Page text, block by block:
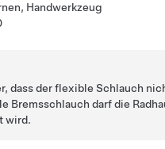
Handwerkzeug
dass der flexible Schlauch
Bremsschlauch darf die
wird.